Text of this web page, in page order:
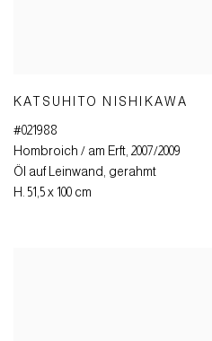
KATSUHITO NISHIKAWA
#021988
Hombroich / am Erft, 2007/2009
Öl auf Leinwand, gerahmt
H. 51,5 x 100 cm